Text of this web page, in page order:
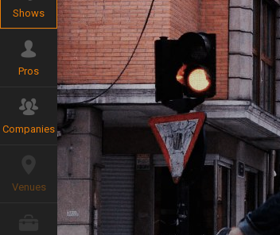
Shows
Pros
Companies
Venues